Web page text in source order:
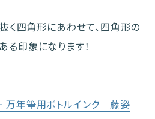
く四角形にあわせて、四角形の
印象になります！
年筆用ボトルインク 藤姿